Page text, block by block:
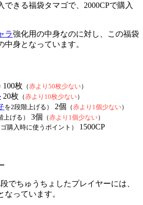
できる福袋タマゴで、2000CPで購入
ラ強化用の中身なのに対し、この福袋
中身となっています。
100枚 （赤より50枚少ない）
20枚 （赤より10枚少ない）
を2段階上げる） 2個 （赤より1個少ない）
上げる） 3個 （赤より1個少ない）
購入時に使うポイント）
1500CP
でちゅうちょしたプレイヤーには、
なっています。